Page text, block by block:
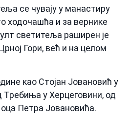
се чувају у манастиру
ходочашћа и за вернике
светитеља раширен је
Гори, већ и на целом
као Стојан Јовановић у
у Херцеговини, од
оца Петра Јовановића.